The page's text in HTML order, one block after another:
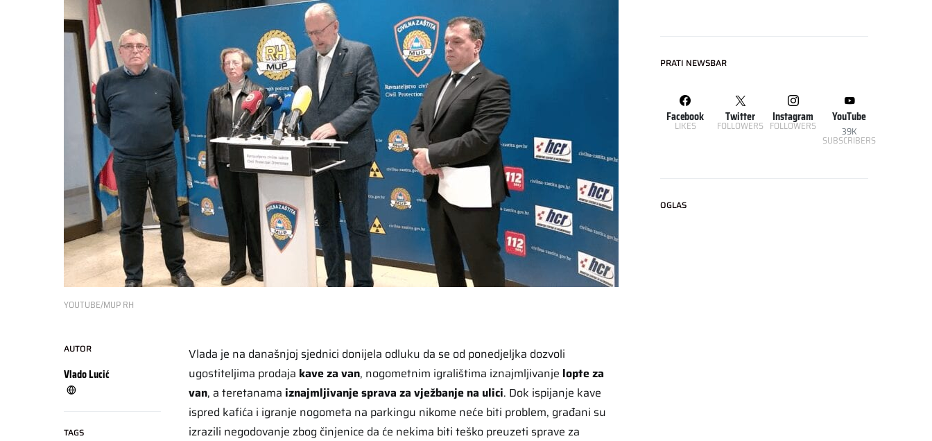
YOUTUBE/MUP RH
AUTOR
Vlado Lucić
TAGS
Vlada je na današnjoj sjednici donijela odluku da se od ponedjeljka dozvoli
ugostiteljima prodaja kave za van, nogometnim igralištima iznajmljivanje lopte za
van, a teretanama iznajmljivanje sprava za vježbanje na ulici. Dok ispijanje kave
ispred kafića i igranje nogometa na parkingu nikome neće biti problem, građani su
izrazili negodovanje zbog činjenice da će nekima biti teško preuzeti sprave za
PRATI NEWSBAR
Facebook
LIKES
Twitter
FOLLOWERS
Instagram
FOLLOWERS
YouTube
39K
SUBSCRIBERS
OGLAS